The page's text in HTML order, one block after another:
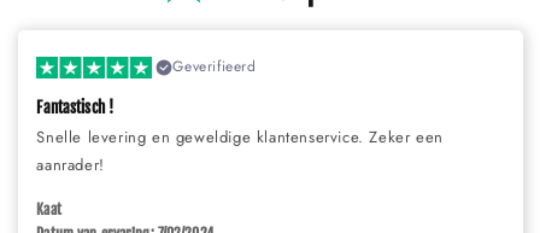
Geverifieerd
Fantastisch !
Snelle levering en geweldige klantenservice. Zeker een
aanrader!
Kaat